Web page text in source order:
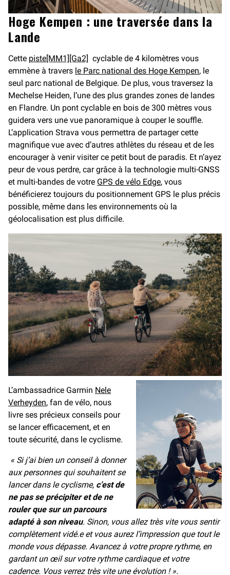
Hoge Kempen : une traversée dans la
Lande
Cette piste[MM1] [Ga2] cyclable de 4 kilomètres vous
emmène à travers le Parc national des Hoge Kempen, le
seul parc national de Belgique. De plus, vous traversez la
Mechelse Heiden, l’une des plus grandes zones de landes
en Flandre. Un pont cyclable en bois de 300 mètres vous
guidera vers une vue panoramique à couper le souffle.
L’application Strava vous permettra de partager cette
magnifique vue avec d’autres athlètes du réseau et de les
encourager à venir visiter ce petit bout de paradis. Et n’ayez
peur de vous perdre, car grâce à la technologie multi-GNSS
et multi-bandes de votre GPS de vélo Edge, vous
bénéficierez toujours du positionnement GPS le plus précis
possible, même dans les environnements où la
géolocalisation est plus difficile.
L’ambassadrice Garmin Nele
Verheyden, fan de vélo, nous
livre ses précieux conseils pour
se lancer efficacement, et en
toute sécurité, dans le cyclisme.
« Si j’ai bien un conseil à donner
aux personnes qui souhaitent se
lancer dans le cyclisme, c’est de
ne pas se précipiter et de ne
rouler que sur un parcours
adapté à son niveau. Sinon, vous allez très vite vous sentir
complètement vidé.e et vous aurez l’impression que tout le
monde vous dépasse. Avancez à votre propre rythme, en
gardant un œil sur votre rythme cardiaque et votre
cadence. Vous verrez très vite une évolution ! ».